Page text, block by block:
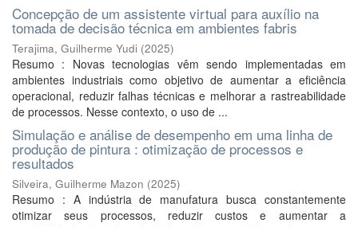
Concepção de um assistente virtual para auxílio na
tomada de decisão técnica em ambientes fabris
Terajima, Guilherme Yudi (2025)
Resumo : Novas tecnologias vêm sendo implementadas em
ambientes industriais como objetivo de aumentar a eficiência
operacional, reduzir falhas técnicas e melhorar a rastreabilidade
de processos. Nesse contexto, o uso de ...
Simulação e análise de desempenho em uma linha de
produção de pintura : otimização de processos e
resultados
Silveira, Guilherme Mazon (2025)
Resumo : A indústria de manufatura busca constantemente
otimizar seus processos, reduzir custos e aumentar a